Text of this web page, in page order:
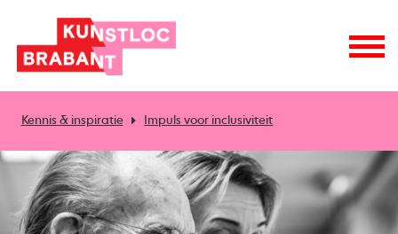
Kennis & inspiratie Impuls voor inclusiviteit